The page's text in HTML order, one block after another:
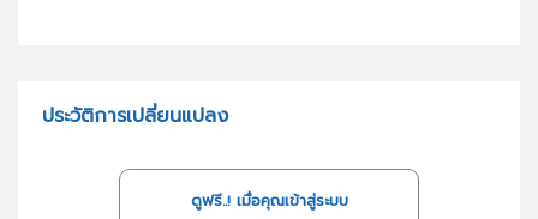
ประวัติการเปลี่ยนแปลง
ดูฟรี..! เมื่อคุณเข้าสู่ระบบ